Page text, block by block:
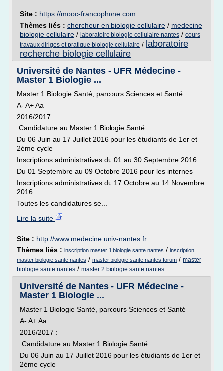
Site : https://mooc-francophone.com
Thèmes liés : chercheur en biologie cellulaire / medecine
biologie cellulaire / laboratoire biologie cellulaire nantes / cours
travaux diriges et pratique biologie cellulaire / laboratoire
recherche biologie cellulaire
Université de Nantes - UFR Médecine -
Master 1 Biologie ...
Master 1 Biologie Santé, parcours Sciences et Santé
A- A+ Aa
2016/2017 :
Candidature au Master 1 Biologie Santé :
Du 06 Juin au 17 Juillet 2016 pour les étudiants de 1er et
2ème cycle
Inscriptions administratives du 01 au 30 Septembre 2016
Du 01 Septembre au 09 Octobre 2016 pour les internes
Inscriptions administratives du 17 Octobre au 14 Novembre
2016
Toutes les candidatures se...
Lire la suite
Site : http://www.medecine.univ-nantes.fr
Thèmes liés : inscription master 1 biologie sante nantes / inscription
master biologie sante nantes / master biologie sante nantes forum / master
biologie sante nantes / master 2 biologie sante nantes
Université de Nantes - UFR Médecine -
Master 1 Biologie ...
Master 1 Biologie Santé, parcours Sciences et Santé
A- A+ Aa
2016/2017 :
Candidature au Master 1 Biologie Santé :
Du 06 Juin au 17 Juillet 2016 pour les étudiants de 1er et
2ème cycle